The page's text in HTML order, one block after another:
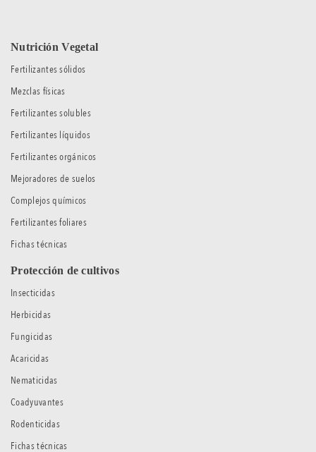
Nutrición Vegetal
Fertilizantes sólidos
Mezclas físicas
Fertilizantes solubles
Fertilizantes líquidos
Fertilizantes orgánicos
Mejoradores de suelos
Complejos químicos
Fertilizantes foliares
Fichas técnicas
Protección de cultivos
Insecticidas
Herbicidas
Fungicidas
Acaricidas
Nematicidas
Coadyuvantes
Rodenticidas
Fichas técnicas